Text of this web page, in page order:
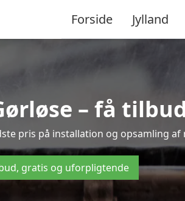
Forside Jylland
– få
pris på installation og opsamling
gratis og uforpligtende